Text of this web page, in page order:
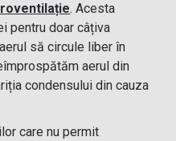
. Acesta
pentru doar câțiva
să circule liber în
aerul din
condensului din cauza
care nu permit